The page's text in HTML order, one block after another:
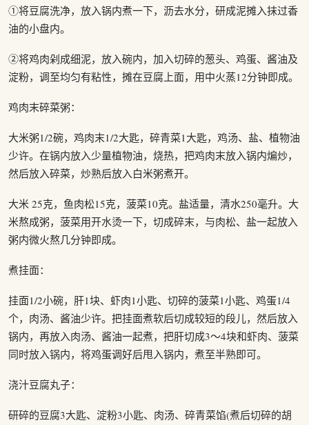
①将豆腐洗净，放入锅内煮一下，沥去水分，研成泥摊入抹过香
油的小盘内。
②将鸡肉剁成细泥，放入碗内，加入切碎的葱头、鸡蛋、酱油及
淀粉，调至均匀有粘性，摊在豆腐上面，用中火蒸12分钟即成。
鸡肉末碎菜粥：
大米粥1/2碗，鸡肉末1/2大匙，碎青菜1大匙，鸡汤、盐、植物油
少许。在锅内放入少量植物油，烧热，把鸡肉末放入锅内煸炒，
然后放入碎菜，炒熟后放入白米粥煮开。
大米 25克，鱼肉松15克，菠菜10克。盐适量，清水250毫升。大
米熬成粥，菠菜用开水烫一下，切成碎末，与肉松、盐一起放入
粥内微火熬几分钟即成。
煮挂面：
挂面1/2小碗，肝1块、虾肉1小匙、切碎的菠菜1小匙、鸡蛋1/4
个，肉汤、酱油少许。把挂面煮软后切成较短的段儿，然后放入
锅内，再放入肉汤、酱油一起煮，把肝切成3～4块和虾肉、菠菜
同时放入锅内，将鸡蛋调好后甩入锅内，煮至半熟即可。
浇汁豆腐丸子：
研碎的豆腐3大匙、淀粉3小匙、肉汤、碎青菜馅(煮后切碎的胡